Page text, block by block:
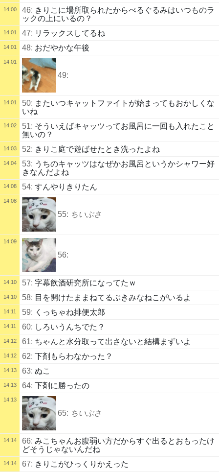
14:00 46: きりこに場所取られたからべるぐるみはいつものラ
ックの上にいるの？
14:01 47: リラックスしてるね
14:01 48: おだやかな午後
14:01
49:
14:01 50: またいつキャットファイトが始まってもおかしくな
いね
14:02 51: そういえばキャッツってお風呂に一回も入れたこと
無いの？
14:03 52: きりこ庭で遊ばせたとき洗ったよね
14:04 53: うちのキャッツはなぜかお風呂というかシャワー好
きなんだよね
14:08 54: すんやりきりたん
14:08
55: ちいぶさ
14:09
56:
14:10 57: 字幕飲酒研究所になってたｗ
14:10 58: 目を開けたままねてるぶきみなねこがいるよ
14:11 59: くっちゃね排便太郎
14:11 60: しろいうんちでた？
14:12 61: ちゃんと水分取って出さないと結構まずいよ
14:12 62: 下剤もらわなかった？
14:13 63: ぬこ
14:13 64: 下剤に勝ったの
14:13
65: ちいぶさ
14:14 66: みこちゃんお腹弱い方だからすぐ出るとおもったけ
どそうじゃないんだね
14:14 67: きりこがひっくりかえった